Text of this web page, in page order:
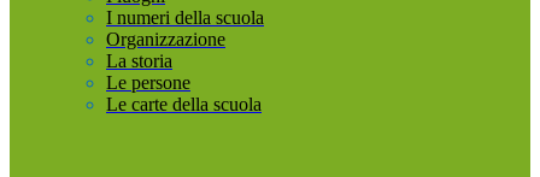
I numeri della scuola
Organizzazione
La storia
Le persone
Le carte della scuola